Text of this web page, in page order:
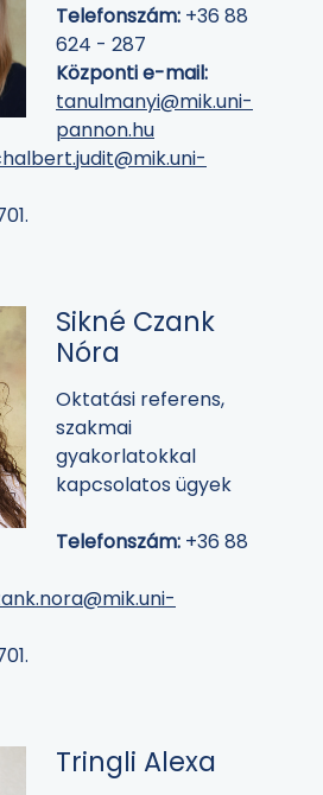
Telefonszám: +36 88
624 - 287
Központi e-mail:
tanulmanyi@mik.uni-
pannon.hu
Sikné Czank
Nóra
Oktatási referens,
szakmai
gyakorlatokkal
kapcsolatos ügyek
Telefonszám: +36 88
Tringli Alexa